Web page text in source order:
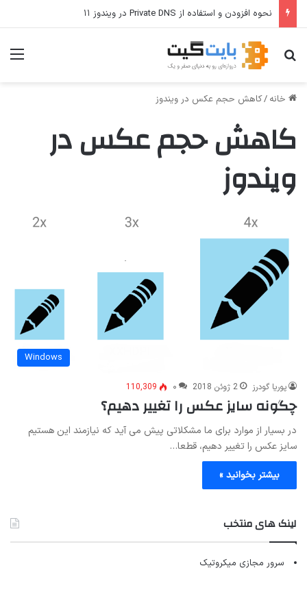
نحوه افزودن و استفاده از Private DNS در ویندوز ۱۱
جستجو برای
خانه /کاهش حجم عکس در ویندوز
کاهش حجم عکس در
ویندوز
Windows
پوریا گودرز 2 ژوئن 2018 ۰ 110,309
چگونه سایز عکس را تغییر دهیم؟
در بسیار از موارد برای ما مشکلاتی پیش می آید که نیازمند این هستیم
سایز عکس را تغییر دهیم، قطعا…
بیشتر بخوانید »
لینک های منتخب
سرور مجازی میکروتیک